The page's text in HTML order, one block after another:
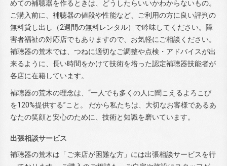
めての補聴器を作るときは、どうしたらいいかわからないもの。
ご購入前に、補聴器の値段や性能など、ご利用の方に良い評判の
無料貸し出し（2週間の無料レンタル）で吟味してください。障
害者福祉の対応店でもありますので、お気軽にご相談ください。
補聴器の荒木では、つねに適切なご調整や点検・アドバイスが出
来るように、長い時間をかけて技術を培った認定補聴器技能者が
各店に在籍しています。
補聴器の荒木の理念は、“一人でも多くの人に聞こえるよろこび
を120%提供する”こと。 だから私たちは、大切なお客様であるあ
なたの笑顔と安心のために、技術と知識を磨いています。
出張相談サービス
補聴器の荒木は「ご来店が困難な方」には出張相談サービスを行